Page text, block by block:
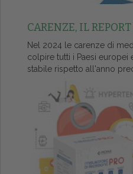
CARENZE, IL
Nel 2024 le carenze di
colpire tutti i Paesi europei
stabile rispetto all'anno